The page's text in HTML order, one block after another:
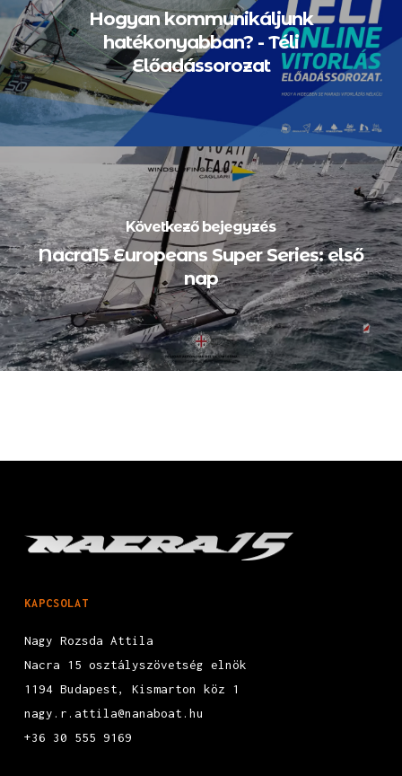
Hogyan kommunikáljunk
hatékonyabban? - Téli
Előadássorozat
Következő bejegyzés
Nacra15 Europeans Super Series: első
nap
KAPCSOLAT
Nagy Rozsda Attila
Nacra 15 osztályszövetség elnök
1194 Budapest, Kismarton köz 1
nagy.r.attila@nanaboat.hu
+36 30 555 9169